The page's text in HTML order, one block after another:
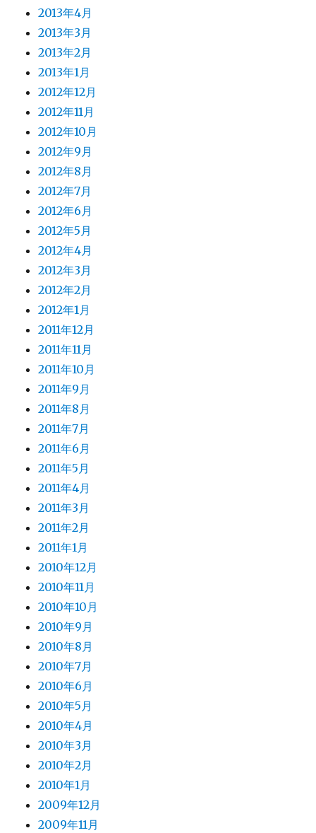
2013年4月
2013年3月
2013年2月
2013年1月
2012年12月
2012年11月
2012年10月
2012年9月
2012年8月
2012年7月
2012年6月
2012年5月
2012年4月
2012年3月
2012年2月
2012年1月
2011年12月
2011年11月
2011年10月
2011年9月
2011年8月
2011年7月
2011年6月
2011年5月
2011年4月
2011年3月
2011年2月
2011年1月
2010年12月
2010年11月
2010年10月
2010年9月
2010年8月
2010年7月
2010年6月
2010年5月
2010年4月
2010年3月
2010年2月
2010年1月
2009年12月
2009年11月